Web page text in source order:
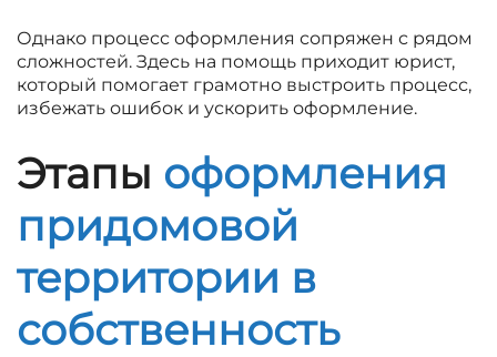
Однако процесс оформления сопряжен с рядом
сложностей. Здесь на помощь приходит юрист,
который помогает грамотно выстроить процесс,
избежать ошибок и ускорить оформление.
Этапы оформления
придомовой
территории в
собственность